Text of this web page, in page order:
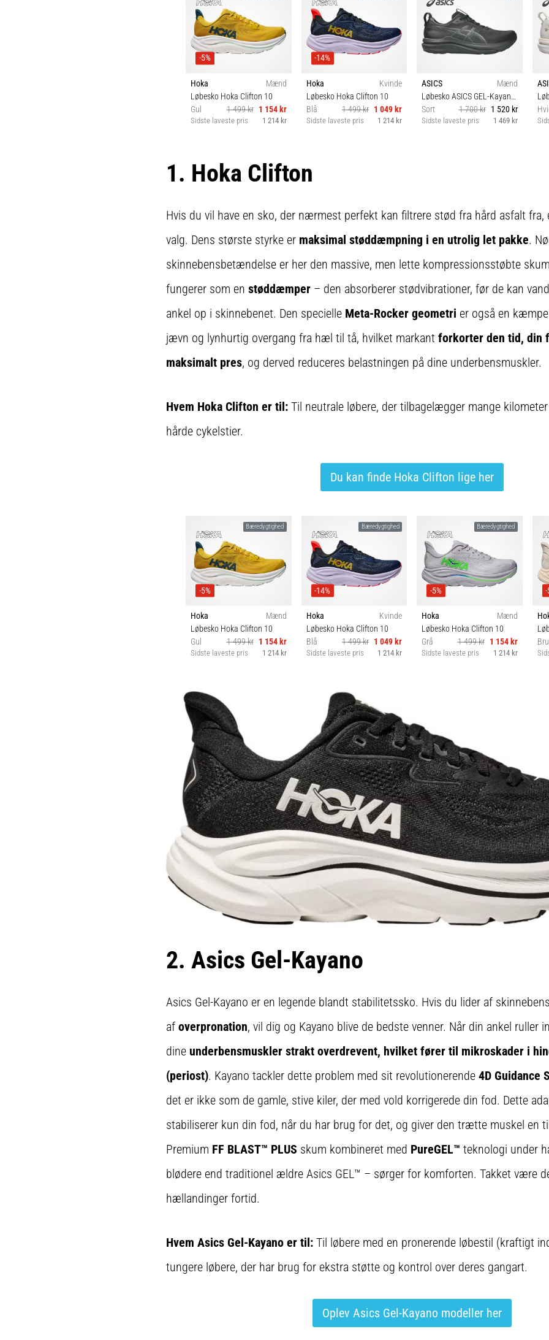
-5%
Hoka
Mænd
Løbesko Hoka Clifton 10
Gul
1 499 kr 1 154 kr
Sidste laveste pris 1 214 kr
45⅓ 46 46⅔
-14%
Hoka
Kvinde
Løbesko Hoka Clifton 10
Blå
1 499 kr 1 049 kr
Sidste laveste pris 1 214 kr
ASICS
Mænd
Løbesko ASICS GEL-Kayano 33
Sort
1 700 kr 1 520 kr
Sidste laveste pris 1 469 kr
1. Hoka Clifton
Hvis du vil have en sko, der nærmest perfekt kan filtrere stød fra hård asfalt fra,
valg. Dens største styrke er maksimal støddæmpning i en utrolig let pakke.
skinnebensbetændelse er her den massive, men lette kompressionsstøbte
fungerer som en støddæmper – den absorberer stødvibrationer, før de kan
ankel op i skinnebenet. Den specielle Meta-Rocker geometri er også en
jævn og lynhurtig overgang fra hæl til tå, hvilket markant forkorter den tid, din
maksimalt pres, og derved reduceres belastningen på dine underbensmuskler.
Hvem Hoka Clifton er til: Til neutrale løbere, der tilbagelægger mange
hårde cykelstier.
Du kan finde Hoka Clifton lige her
Bæredygtighed
-5%
Hoka
Mænd
Løbesko Hoka Clifton 10
Gul
1 499 kr 1 154 kr
Sidste laveste pris 1 214 kr
45⅓ 46 46⅔
Bæredygtighed
-14%
Hoka
Kvinde
Løbesko Hoka Clifton 10
Blå
1 499 kr 1 049 kr
Sidste laveste pris 1 214 kr
38⅔
Bæredygtighed
-5%
Hoka
Mænd
Løbesko Hoka Clifton 10
Grå
1 499 kr 1 154 kr
Sidste laveste pris 1 214 kr
2. Asics Gel-Kayano
Asics Gel-Kayano er en legende blandt stabilitetssko. Hvis du lider af
af overpronation, vil dig og Kayano blive de bedste venner. Når din ankel ruller
dine underbensmuskler strakt overdrevent, hvilket fører til mikroskader i
(periost). Kayano tackler dette problem med sit revolutionerende 4D Guidance
det er ikke som de gamle, stive kiler, der med vold korrigerede din fod. Dette
stabiliserer kun din fod, når du har brug for det, og giver den trætte muskel en
Premium FF BLAST™ PLUS skum kombineret med PureGEL™ teknologi under
blødere end traditionel ældre Asics GEL™ – sørger for komforten. Takket være
hællandinger fortid.
Hvem Asics Gel-Kayano er til: Til løbere med en pronerende løbestil (kraftigt
tungere løbere, der har brug for ekstra støtte og kontrol over deres gangart.
Oplev Asics Gel-Kayano modeller her